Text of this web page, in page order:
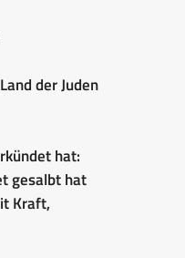
der Juden
hat:
gesalbt hat
Kraft,